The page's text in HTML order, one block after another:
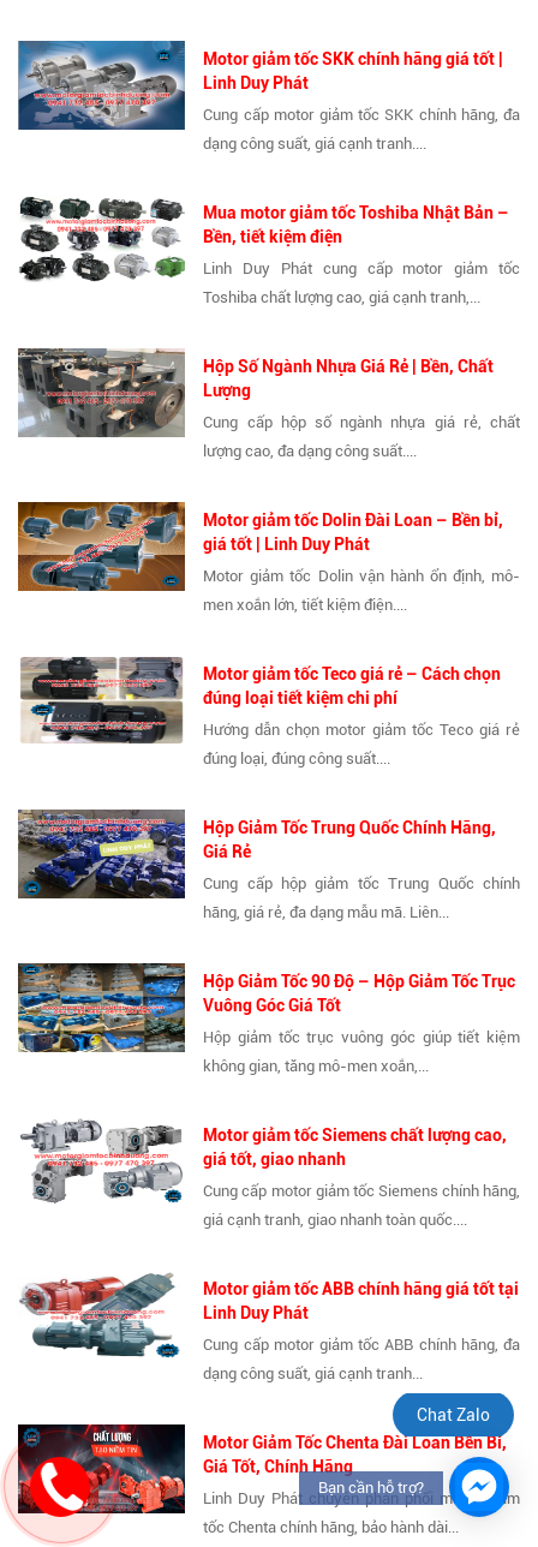
Motor giảm tốc SKK chính hãng giá tốt |
Linh Duy Phát
Cung cấp motor giảm tốc SKK chính hãng, đa
dạng công suất, giá cạnh tranh....
Mua motor giảm tốc Toshiba Nhật Bản –
Bền, tiết kiệm điện
Linh Duy Phát cung cấp motor giảm tốc
Toshiba chất lượng cao, giá cạnh tranh,...
Hộp Số Ngành Nhựa Giá Rẻ | Bền, Chất
Lượng
Cung cấp hộp số ngành nhựa giá rẻ, chất
lượng cao, đa dạng công suất....
Motor giảm tốc Dolin Đài Loan – Bền bỉ,
giá tốt | Linh Duy Phát
Motor giảm tốc Dolin vận hành ổn định, mô-
men xoắn lớn, tiết kiệm điện....
Motor giảm tốc Teco giá rẻ – Cách chọn
đúng loại tiết kiệm chi phí
Hướng dẫn chọn motor giảm tốc Teco giá rẻ
đúng loại, đúng công suất....
Hộp Giảm Tốc Trung Quốc Chính Hãng,
Giá Rẻ
Cung cấp hộp giảm tốc Trung Quốc chính
hãng, giá rẻ, đa dạng mẫu mã. Liên...
Hộp Giảm Tốc 90 Độ – Hộp Giảm Tốc Trục
Vuông Góc Giá Tốt
Hộp giảm tốc trục vuông góc giúp tiết kiệm
không gian, tăng mô-men xoắn,...
Motor giảm tốc Siemens chất lượng cao,
giá tốt, giao nhanh
Cung cấp motor giảm tốc Siemens chính hãng,
giá cạnh tranh, giao nhanh toàn quốc....
Motor giảm tốc ABB chính hãng giá tốt tại
Linh Duy Phát
Cung cấp motor giảm tốc ABB chính hãng, đa
dạng công suất, giá cạnh tranh...
Motor Giảm Tốc Chenta Đài Loan Bền Bỉ,
Giá Tốt, Chính Hãng
Linh Duy Phát chuyên phân phối motor giảm
tốc Chenta chính hãng, bảo hành dài...
Chat Zalo
Bạn cần hỗ trợ?